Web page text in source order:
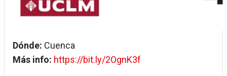
Dónde: Cuenca
Más info: https://bit.ly/2OgnK3f